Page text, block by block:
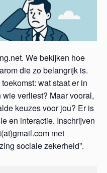
We bekijken hoe
die zo belangrijk is.
wat staat er in
verliest? Maar vooral,
keuzes voor jou? Er is
en interactie. Inschrijven
met
sociale zekerheid”.